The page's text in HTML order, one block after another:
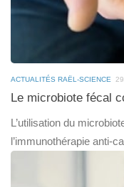
ACTUALITÉS RAËL-SCIENCE
Le microbiote fécal
L’utilisation du
l’immunothérapie anti-